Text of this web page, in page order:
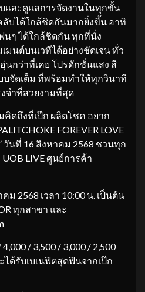
และดูแลการจัดงานในทุกขั้น
ลับได้ใกล้ชิดกันมากยิ่งขึ้น อาทิ
นๆ ได้ใกล้ชิดกัน ทุกที่นั่ง
มนต์บนเวทีได้อย่างชัดเจน ทั่ว
นกว่าที่เคย โปรดักชั่นแสง สี
บบจัดเต็ม ที่พร้อมทำให้ทุกวินาที
จำที่สวยงามที่สุด
ดถึงที่เป๊ก ผลิตโชค อยาก
FOREVER LOVE
วันที่ 16 สิงหาคม 2568 ชวนทุก
LIVE ศูนย์การค้า
ม 2568 เวลา 10:00 น. เป็นต้น
ทุกสาขา และ
/ 3,500 / 3,000 / 2,500
ด้รับเบเนฟิตสุดฟินจากเป๊ก